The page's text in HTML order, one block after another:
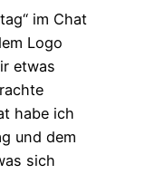
im Chat
Logo
etwas
habe ich
und dem
sich